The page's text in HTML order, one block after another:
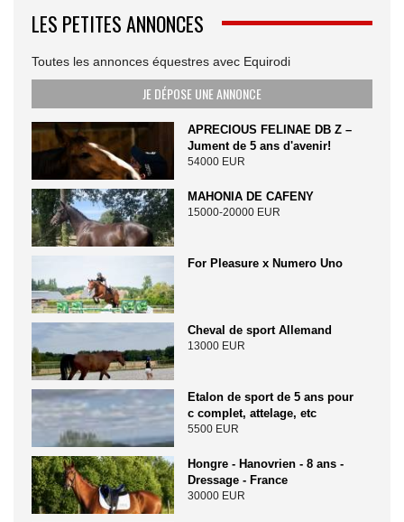
LES PETITES ANNONCES
Toutes les annonces équestres avec Equirodi
JE DÉPOSE UNE ANNONCE
APRECIOUS FELINAE DB Z –
Jument de 5 ans d'avenir!
54000 EUR
MAHONIA DE CAFENY
15000-20000 EUR
For Pleasure x Numero Uno
Cheval de sport Allemand
13000 EUR
Etalon de sport de 5 ans pour
c complet, attelage, etc
5500 EUR
Hongre - Hanovrien - 8 ans -
Dressage - France
30000 EUR